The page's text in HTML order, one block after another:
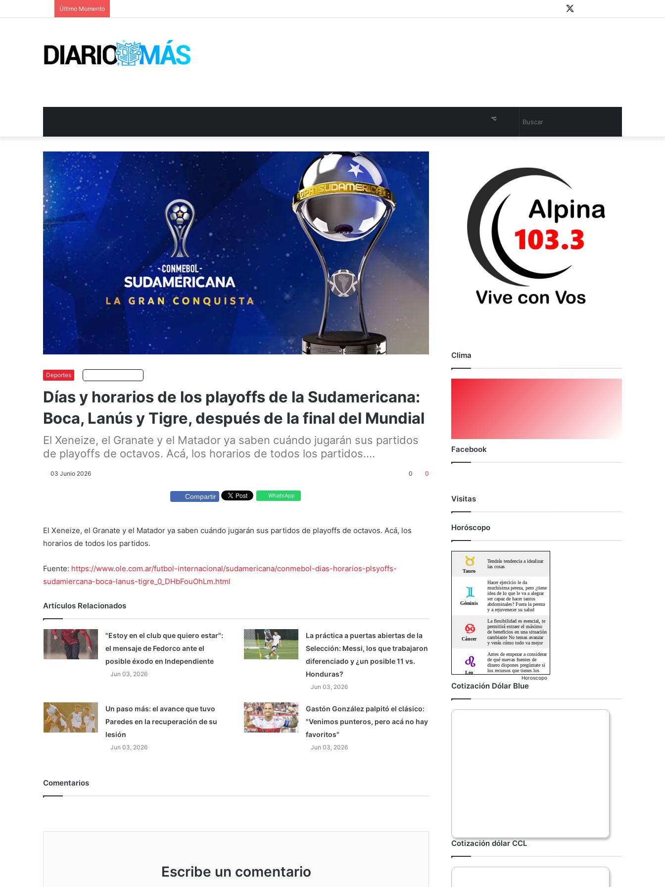
Último Momento Instagram
Youtube
WhatsApp
Cambiar
℃
Deportes
Días y horarios de los playoffs de la Sudamericana:
Boca, Lanús y Tigre, después de la final del Mundial
El Xeneize, el Granate y el Matador ya saben cuándo jugarán sus partidos
de playoffs de octavos. Acá, los horarios de todos los partidos....
03 Junio 2026 0 0
Compartir WhatsApp
El Xeneize, el Granate y el Matador ya saben cuándo jugarán sus partidos de playoffs de octavos. Acá, los
horarios de todos los partidos.
Fuente: https://www.ole.com.ar/futbol-internacional/sudamericana/conmebol-dias-horarios-plsyoffs-
sudamiercana-boca-lanus-tigre_0_DHbFouOhLm.html
Artículos Relacionados
"Estoy en el club que quiero estar":
el mensaje de Fedorco ante el
posible éxodo en Independiente
Jun 03, 2026
La práctica a puertas abiertas de la
Selección: Messi, los que trabajaron
diferenciado y ¿un posible 11 vs.
Honduras?
Jun 03, 2026
Un paso más: el avance que tuvo
Paredes en la recuperación de su
lesión
Jun 03, 2026
Gastón González palpitó el clásico:
"Venimos punteros, pero acá no hay
favoritos"
Jun 03, 2026
Comentarios
Escribe un comentario
Clima
Facebook
Visitas
Horóscopo
Horoscopo
Cotización Dólar Blue
Cotización dólar CCL